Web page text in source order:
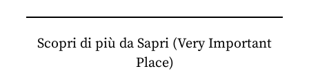
Scopri di più da Sapri (Very Important
Place)